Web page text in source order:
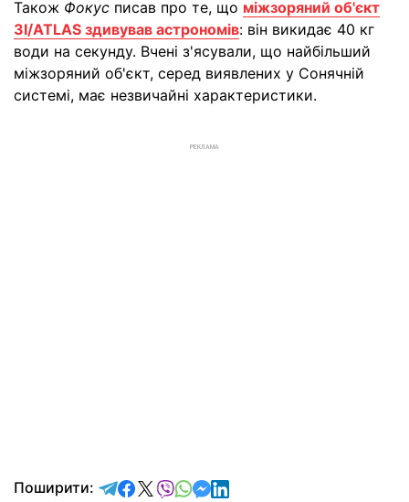
Також Фокус писав про те, що міжзоряний об'єкт
3I/ATLAS здивував астрономів: він викидає 40 кг
води на секунду. Вчені з'ясували, що найбільший
міжзоряний об'єкт, серед виявлених у Сонячній
системі, має незвичайні характеристики.
РЕКЛАМА
Поширити: відправити у Telegram
поділитись у Facebook
поділитись у X
відправити у Viber
відправити у Whatsapp
відправити у Messenger
відправити у LinkedIn